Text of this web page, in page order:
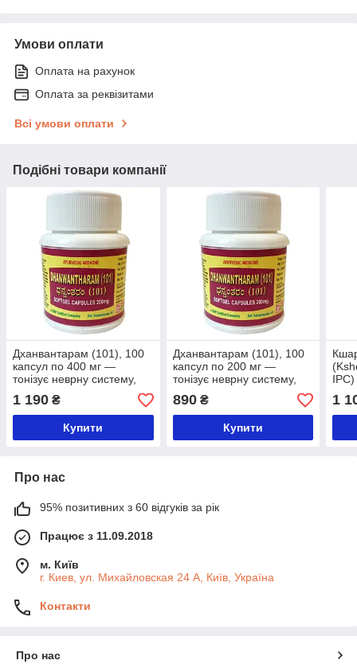
Умови оплати
Оплата на рахунок
Оплата за реквізитами
Всі умови оплати
Подібні товари компанії
Дханвантарам (101), 100
капсул по 400 мг —
тонізує неврну систему,
ПМС, кістково-м'язова
система
1 190 ₴
Купити
Дханвантарам (101), 100
капсул по 200 мг —
тонізує неврну систему,
ПМС, кістково-м'язова
система
890₴
Купити
—
1
Про нас
95% позитивних з 60 відгуків за рік
Працює з 11.09.2018
м. Київ
г. Киев, ул. Михайловская 24 А, Київ, Україна
Контакти
Про нас